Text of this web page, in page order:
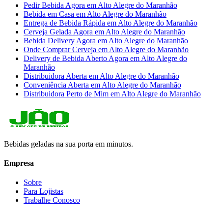
Pedir Bebida Agora em Alto Alegre do Maranhão
Bebida em Casa em Alto Alegre do Maranhão
Entrega de Bebida Rápida em Alto Alegre do Maranhão
Cerveja Gelada Agora em Alto Alegre do Maranhão
Bebida Delivery Agora em Alto Alegre do Maranhão
Onde Comprar Cerveja em Alto Alegre do Maranhão
Delivery de Bebida Aberto Agora em Alto Alegre do
Maranhão
Distribuidora Aberta em Alto Alegre do Maranhão
Conveniência Aberta em Alto Alegre do Maranhão
Distribuidora Perto de Mim em Alto Alegre do Maranhão
Bebidas geladas na sua porta em minutos.
Empresa
Sobre
Para Lojistas
Trabalhe Conosco